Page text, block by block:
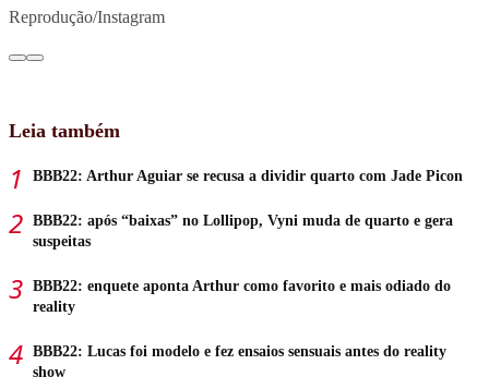
Reprodução/Instagram
Leia também
BBB22: Arthur Aguiar se recusa a dividir quarto com Jade Picon
BBB22: após “baixas” no Lollipop, Vyni muda de quarto e gera
suspeitas
BBB22: enquete aponta Arthur como favorito e mais odiado do
reality
BBB22: Lucas foi modelo e fez ensaios sensuais antes do reality
show